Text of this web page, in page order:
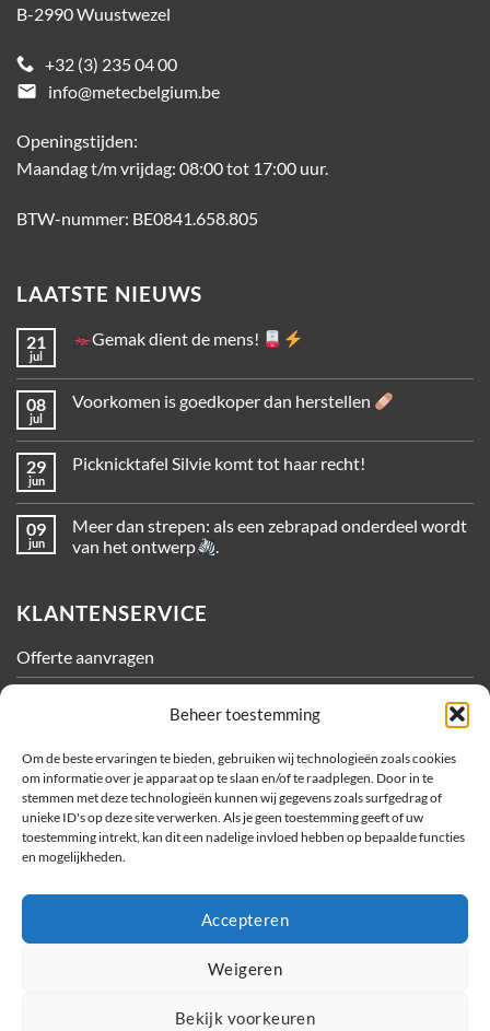
Beheer toestemming
Om de beste ervaringen te bieden, gebruiken wij technologieën zoals cookies
om informatie over je apparaat op te slaan en/of te raadplegen. Door in te
stemmen met deze technologieën kunnen wij gegevens zoals surfgedrag of
unieke ID's op deze site verwerken. Als je geen toestemming geeft of uw
toestemming intrekt, kan dit een nadelige invloed hebben op bepaalde functies
en mogelijkheden.
Accepteren
Weigeren
Bekijk voorkeuren
B-2990 Wuustwezel
+32 (3) 235 04 00
email
info@metecbelgium.be
Openingstijden:
Maandag t/m vrijdag: 08:00 tot 17:00 uur.
BTW-nummer: BE0841.658.805
LAATSTE NIEUWS
21
jul
Gemak dient de mens!
08
jul
Voorkomen is goedkoper dan herstellen
29
jun
Picknicktafel Silvie komt tot haar recht!
09
jun
Meer dan strepen: als een zebrapad onderdeel wordt
van het ontwerp
.
KLANTENSERVICE
Offerte aanvragen
Privacy
Cookiebeleid